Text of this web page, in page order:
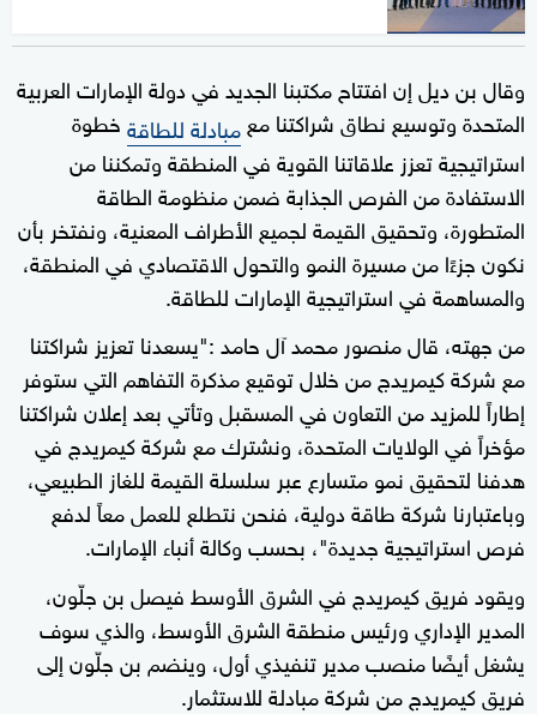
وقال بن ديل إن افتتاح مكتبنا الجديد في دولة الإمارات العربية
المتحدة وتوسيع نطاق شراكتنا معمبادلة للطاقةخطوة
استراتيجية تعزز علاقاتنا القوية في المنطقة وتمكننا من
الاستفادة من الفرص الجذابة ضمن منظومة الطاقة
المتطورة، وتحقيق القيمة لجميع الأطراف المعنية، ونفتخر بأن
نكون جزءًا من مسيرة النمو والتحول الاقتصادي في المنطقة،
والمساهمة في استراتيجية الإمارات للطاقة.
من جهته، قال منصور محمد آل حامد :"يسعدنا تعزيز شراكتنا
مع شركة كيمريدج من خلال توقيع مذكرة التفاهم التي ستوفر
إطاراً للمزيد من التعاون في المسقبل وتأتي بعد إعلان شراكتنا
مؤخراً في الولايات المتحدة، ونشترك مع شركة كيمريدج في
هدفنا لتحقيق نمو متسارع عبر سلسلة القيمة للغاز الطبيعي،
وباعتبارنا شركة طاقة دولية، فنحن نتطلع للعمل معاً لدفع
فرص استراتيجية جديدة"، بحسب وكالة أنباء الإمارات.
ويقود فريق كيمريدج في الشرق الأوسط فيصل بن جلّون،
المدير الإداري ورئيس منطقة الشرق الأوسط، والذي سوف
يشغل أيضًا منصب مدير تنفيذي أول، وينضم بن جلّون إلى
فريق كيمريدج من شركة مبادلة للاستثمار.